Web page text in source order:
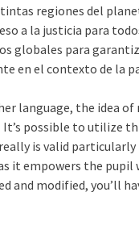
regiones del
a la justicia para
globales para
en el contexto de la
language, the idea
possible to utilize
is valid
it empowers the
and modified, you’ll